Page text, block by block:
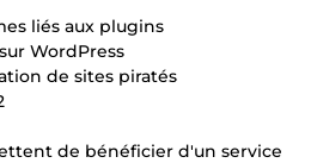
liés aux plugins
WordPress
de sites piratés
de bénéficier d'un service